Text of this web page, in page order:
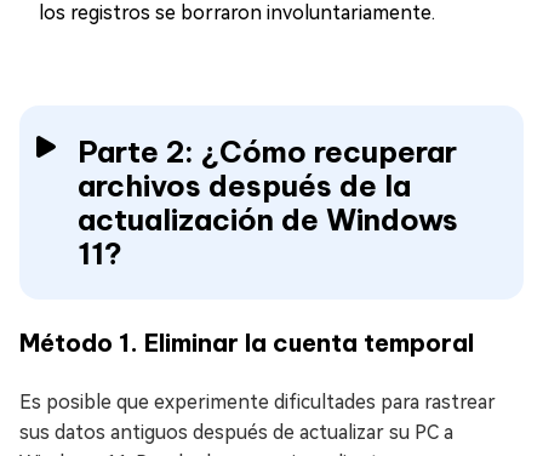
los registros se borraron involuntariamente.
Parte 2: ¿Cómo recuperar
archivos después de la
actualización de Windows
11?
Método 1. Eliminar la cuenta temporal
Es posible que experimente dificultades para rastrear
sus datos antiguos después de actualizar su PC a